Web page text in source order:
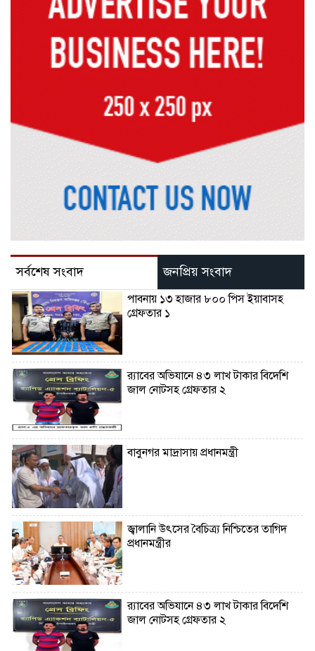
সর্বশেষ সংবাদ জনপ্রিয় সংবাদ
পাবনায় ১৩ হাজার ৮০০ পিস ইয়াবাসহ
গ্রেফতার ১
র‌্যাবের অভিযানে ৪৩ লাখ টাকার বিদেশি
জাল নোটসহ গ্রেফতার ২
বাবুনগর মাদ্রাসায় প্রধানমন্ত্রী
জ্বালানি উৎসের বৈচিত্র্য নিশ্চিতের তাগিদ
প্রধানমন্ত্রীর
র‌্যাবের অভিযানে ৪৩ লাখ টাকার বিদেশি
জাল নোটসহ গ্রেফতার ২